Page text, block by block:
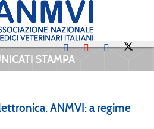
STAMPA
ANMVI: a regime